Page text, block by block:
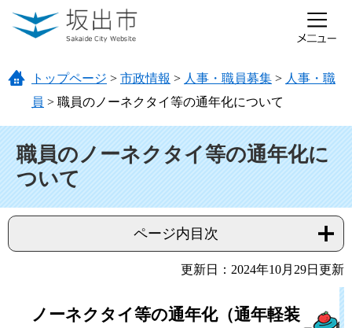
ページの先頭です。
メニューを飛ばして本文へ
トップページ > 市政情報 > 人事・職員募集 > 人事・職
員 > 職員のノーネクタイ等の通年化について
職員のノーネクタイ等の通年化に
ついて
ページ内目次
更新日：2024年10月29日更新
ノーネクタイ等の通年化（通年軽装